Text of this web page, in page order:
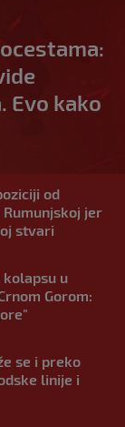
Evo kako
od
jer
stvari
u
Gorom:
se i preko
linije i